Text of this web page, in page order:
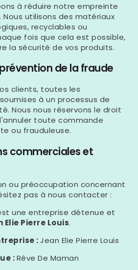
à réduire notre empreinte
utilisons des matériaux
recyclables ou
fois que cela est possible,
la sécurité de vos produits.
de la fraude
clients, toutes les
à un processus de
Nous nous réservons le droit
toute commande
ou frauduleuse.
commerciales et
ou préoccupation concernant
pas à nous contacter :
une entreprise détenue et
Elie Pierre Louis.
:Jean Elie Pierre Louis
:Rêve De Maman